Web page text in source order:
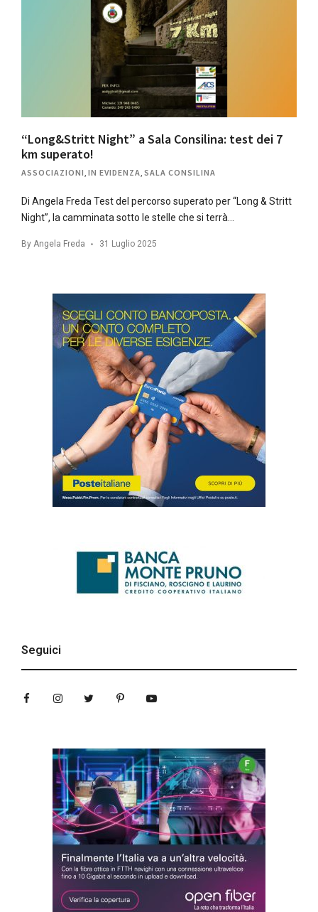
“Long&Stritt Night” a Sala Consilina: test dei 7
km superato!
ASSOCIAZIONI IN EVIDENZA SALA CONSILINA
Di Angela Freda Test del percorso superato per “Long & Stritt
Night”, la camminata sotto le stelle che si terrà…
By Angela Freda 31 Luglio 2025
Seguici